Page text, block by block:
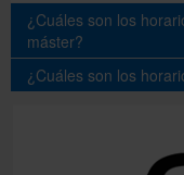
¿Cuáles son los
máster?
Las clases de los
- 1er curso del
18:30h (horario en
¿Cuáles son los
realizan durante dos